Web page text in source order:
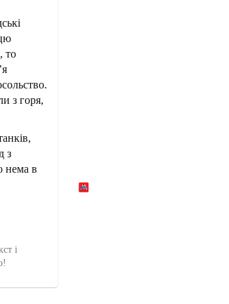
то
з горя,
з
нема в
і